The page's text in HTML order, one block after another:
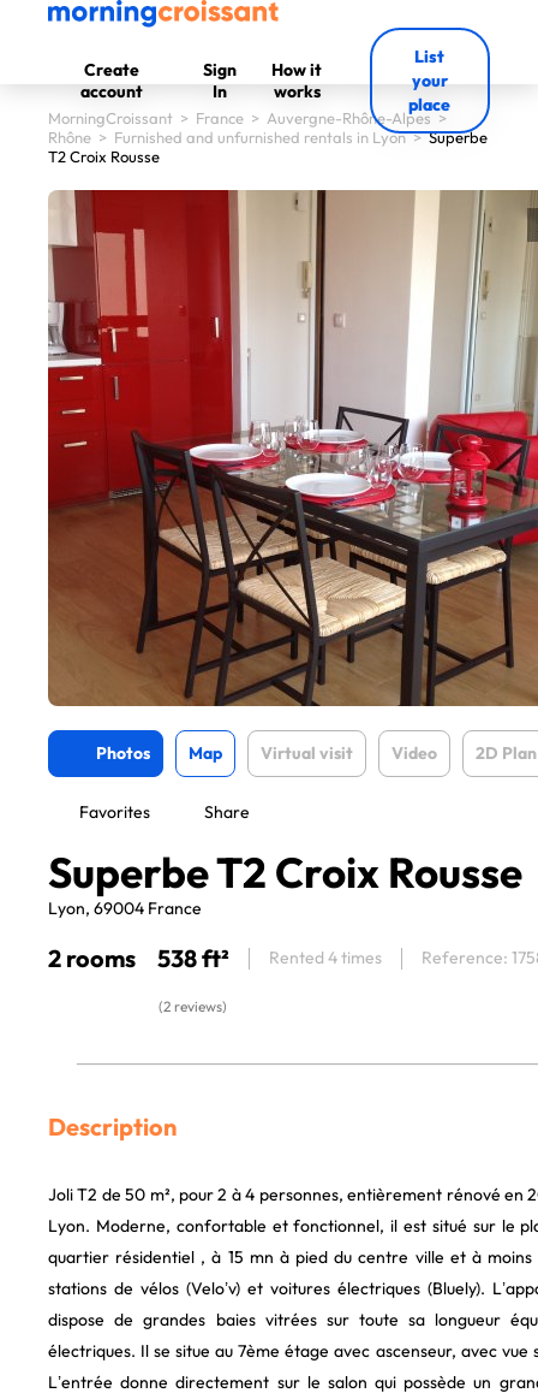
Create
account
Sign
In
How it
works
List
your
place
MorningCroissant > France > Auvergne-Rhône-Alpes >
Rhône > Furnished and unfurnished rentals in Lyon>Superbe
T2 Croix Rousse
Photos Map Virtual visit Video 2D Plan
Favorites Share
Superbe T2 Croix Rousse
Lyon, 69004 France
2 rooms 538 ft² Rented 4 times Reference:
(2 reviews)
Description
Joli T2 de 50 m², pour 2 à 4 personnes, entièrement rénové en
Lyon. Moderne, confortable et fonctionnel, il est situé sur le
quartier résidentiel , à 15 mn à pied du centre ville et à moins
stations de vélos (Velo’v) et voitures électriques (Bluely).
dispose de grandes baies vitrées sur toute sa longueur
électriques. Il se situe au 7ème étage avec ascenseur, avec vue
L’entrée donne directement sur le salon qui possède un